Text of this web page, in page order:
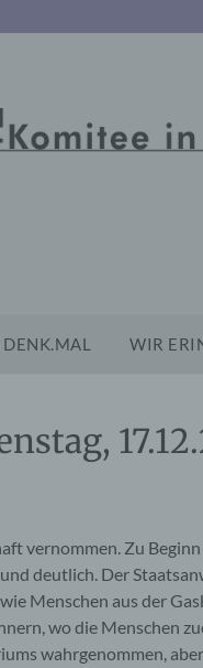
DENK.MAL WIR
vernommen. Zu
deutlich. Der
Menschen aus der
wo die Menschen
wahrgenommen,